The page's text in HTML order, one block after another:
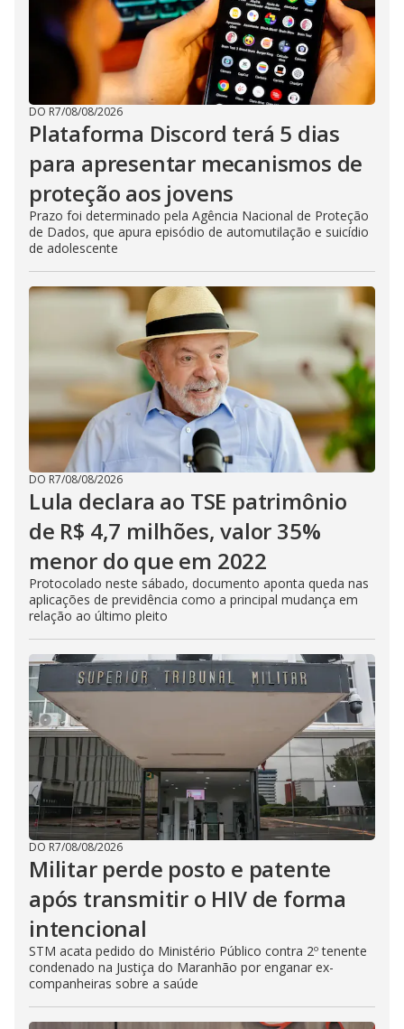
DO R7/08/08/2026
Plataforma Discord terá 5 dias
para apresentar mecanismos de
proteção aos jovens
Prazo foi determinado pela Agência Nacional de Proteção
de Dados, que apura episódio de automutilação e suicídio
de adolescente
DO R7/08/08/2026
Lula declara ao TSE patrimônio
de R$ 4,7 milhões, valor 35%
menor do que em 2022
Protocolado neste sábado, documento aponta queda nas
aplicações de previdência como a principal mudança em
relação ao último pleito
DO R7/08/08/2026
Militar perde posto e patente
após transmitir o HIV de forma
intencional
STM acata pedido do Ministério Público contra 2º tenente
condenado na Justiça do Maranhão por enganar ex-
companheiras sobre a saúde